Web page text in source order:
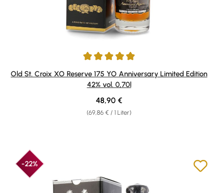
Durchschnittliche Bewertung von 4.92 von 5 Sternen
Old St. Croix XO Reserve 175 YO Anniversary Limited Edition
42% vol. 0,70l
(69,86 € / 1 Liter)
Regulärer Preis:
48,90 €
-22%